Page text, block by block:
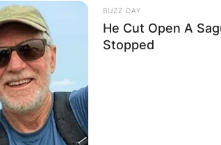
Македонија – монументални
BUZZ DAY
He Cut Open A
Stopped